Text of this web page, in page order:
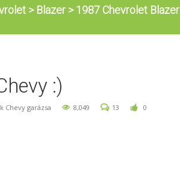
> Blazer >1987 Chevrolet Blazer
:)
Chevy garázsa 8,049 13 0